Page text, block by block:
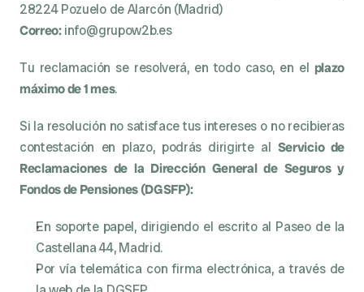
28224 Pozuelo de Alarcón (Madrid)
Correo: info@grupow2b.es
Tu reclamación se resolverá, en todo caso, en el plazo
máximo de 1 mes.
Si la resolución no satisface tus intereses o no recibieras
contestación en plazo, podrás dirigirte al Servicio de
Reclamaciones de la Dirección General de Seguros y
Fondos de Pensiones (DGSFP):
En soporte papel, dirigiendo el escrito al Paseo de la
Castellana 44, Madrid.
Por vía telemática con firma electrónica, a través de